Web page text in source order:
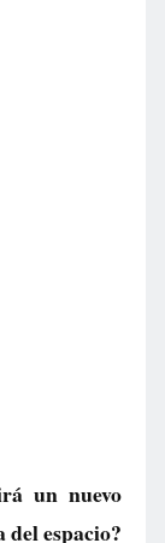
un nuevo
espacio?